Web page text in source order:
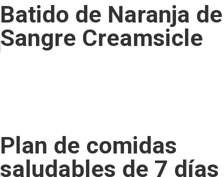
Batido de Naranja de
Sangre Creamsicle
Plan de comidas
saludables de 7 días